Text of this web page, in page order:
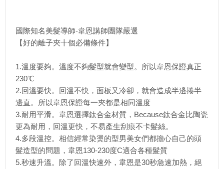
國際知名美髮導師-韋恩講師團隊嚴選
【好的離子夾十個必備條件】
1.溫度要夠。溫度不夠髮型就會變型。所以韋恩保證真正
230℃
2.回溫要快。回溫不快，面板又冷卻，就會造成半邊捲半
邊直。所以韋恩保證每一夾都是­相同溫度
3.耐用平滑。韋恩選擇鈦合金材質，Because鈦合金比陶瓷
更為耐用，回溫更快， ­不易產生刮痕不卡髮絲。
4.多段溫控。相信經常染燙的型男美女們都擔心自己的頭
髮造型的問題，韋恩130-2­30度C適合各種髮質
5.秒速升溫。除了回溫快速外，韋恩是30秒急速加熱，絕